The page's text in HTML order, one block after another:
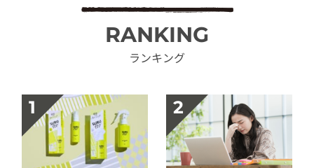
RANKING
ランキング